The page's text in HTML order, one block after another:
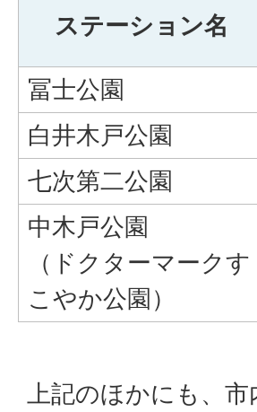
ステーション名
冨士公園
白井木戸公園
七次第二公園
中木戸公園
（ドクターマークす
こやか公園）
上記のほかにも、